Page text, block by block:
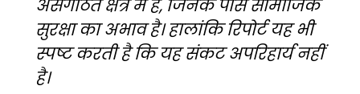
असंगठित क्षेत्र में हैं, जिनके पास सामाजिक
सुरक्षा का अभाव है। हालांकि रिपोर्ट यह भी
स्पष्ट करती है कि यह संकट अपरिहार्य नहीं
है।